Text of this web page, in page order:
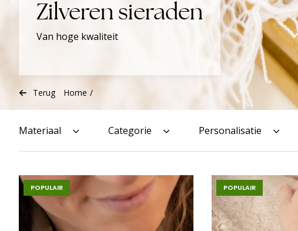
Zilveren sieraden
Van hoge kwaliteit
Terug Home /
Materiaal Categorie Personalisatie
POPULAIR POPULAIR